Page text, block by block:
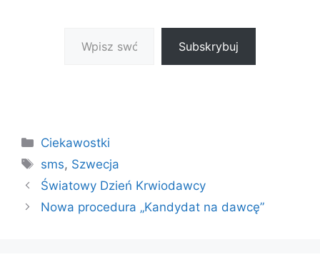
Subskrybuj
Kategorie
Ciekawostki
Tagi
sms, Szwecja
Światowy Dzień Krwiodawcy
Nowa procedura „Kandydat na dawcę”